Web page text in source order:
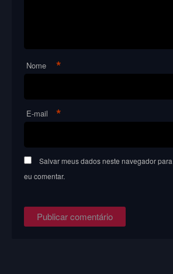
Nome *
E-mail *
Salvar meus dados neste navegador
eu comentar.